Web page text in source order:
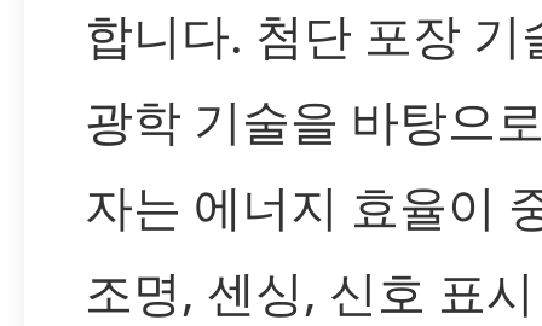
합니다. 첨단 포장 기
광학 기술을 바탕으
자는 에너지 효율이
조명, 센싱, 신호 표